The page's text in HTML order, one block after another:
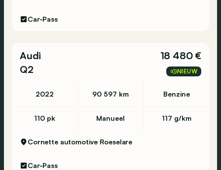
Car-Pass
Audi
Q2
18 480 €
NIEUW
2022 90 597 km Benzine
110 pk Manueel 117 g/km
Cornette automotive Roeselare
Car-Pass